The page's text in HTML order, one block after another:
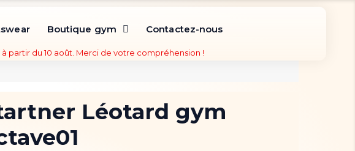
Boutique gym Contactez-nous
partir du 10 août. Merci de votre compréhension !
Léotard gym